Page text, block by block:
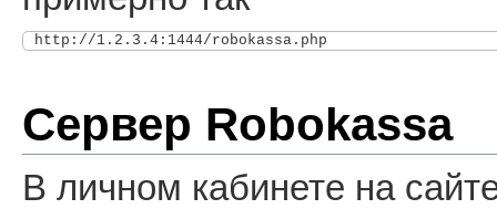
Сервер Robokassa
В личном кабинете на